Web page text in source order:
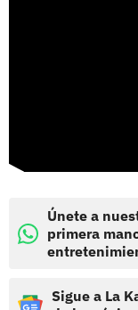
Únete a
primera
Sigue a La